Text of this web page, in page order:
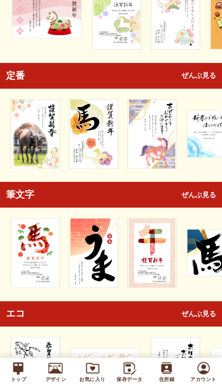
トップ デザイン お気に入り 保存データ 住所録 アカウント
定番 ぜんぶ見る
筆文字 ぜんぶ見る
エコ ぜんぶ見る